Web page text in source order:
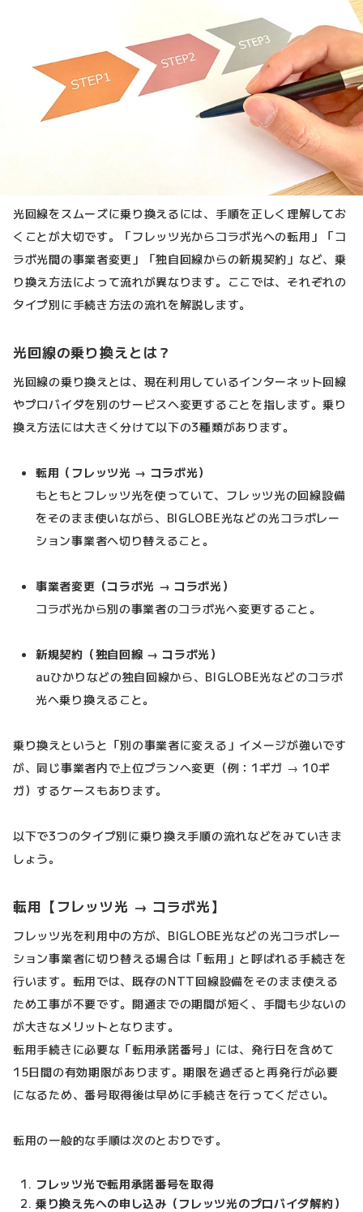
光回線をスムーズに乗り換えるには、手順を正しく理解してお
くことが大切です。「フレッツ光からコラボ光への転用」「コ
ラボ光間の事業者変更」「独自回線からの新規契約」など、乗
り換え方法によって流れが異なります。ここでは、それぞれの
タイプ別に手続き方法の流れを解説します。
光回線の乗り換えとは？
光回線の乗り換えとは、現在利用しているインターネット回線
やプロバイダを別のサービスへ変更することを指します。乗り
換え方法には大きく分けて以下の3種類があります。
転用（フレッツ光 → コラボ光）
もともとフレッツ光を使っていて、フレッツ光の回線設備
をそのまま使いながら、BIGLOBE光などの光コラボレー
ション事業者へ切り替えること。
事業者変更（コラボ光 → コラボ光）
コラボ光から別の事業者のコラボ光へ変更すること。
新規契約（独自回線 → コラボ光）
auひかりなどの独自回線から、BIGLOBE光などのコラボ
光へ乗り換えること。
乗り換えというと「別の事業者に変える」イメージが強いです
が、同じ事業者内で上位プランへ変更（例：1ギガ → 10ギ
ガ）するケースもあります。
以下で3つのタイプ別に乗り換え手順の流れなどをみていきま
しょう。
転用【フレッツ光 → コラボ光】
フレッツ光を利用中の方が、BIGLOBE光などの光コラボレー
ション事業者に切り替える場合は「転用」と呼ばれる手続きを
行います。転用では、既存のNTT回線設備をそのまま使える
ため工事が不要です。開通までの期間が短く、手間も少ないの
が大きなメリットとなります。
転用手続きに必要な「転用承諾番号」には、発行日を含めて
15日間の有効期限があります。期限を過ぎると再発行が必要
になるため、番号取得後は早めに手続きを行ってください。
転用の一般的な手順は次のとおりです。
フレッツ光で転用承諾番号を取得
乗り換え先への申し込み（フレッツ光のプロバイダ解約）